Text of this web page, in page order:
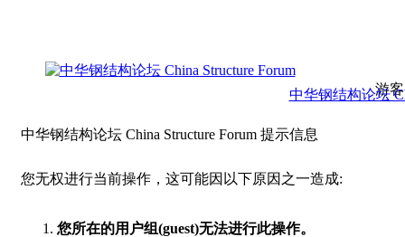
游
中华钢结构论坛
中华钢结构论坛 China Structure Forum 提示信息
您无权进行当前操作，这可能因以下原因之一造成:
您所在的用户组(guest)无法进行此操作。